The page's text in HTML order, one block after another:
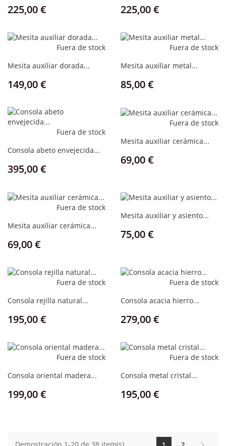
Precio
225,00 € Precio
225,00 €
Fuera de stock
Mesita auxiliar dorada...
Precio
149,00 €
Fuera de stock
Mesita auxiliar metal...
Precio
85,00 €
Fuera de stock
Consola abeto envejecida...
Precio
395,00 €
Fuera de stock
Mesita auxiliar cerámica...
Precio
69,00 €
Fuera de stock
Mesita auxiliar cerámica...
Precio
69,00 €
Mesita auxiliar y asiento...
Precio
75,00 €
Fuera de stock
Consola rejilla natural...
Precio
195,00 €
Fuera de stock
Consola acacia hierro...
Precio
279,00 €
Fuera de stock
Consola oriental madera...
Precio
199,00 €
Fuera de stock
Consola metal cristal...
Precio
195,00 €